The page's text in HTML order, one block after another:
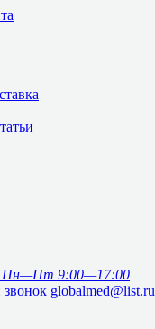
Пн—Пт 9:00—17:00
звонок globalmed@list.ru